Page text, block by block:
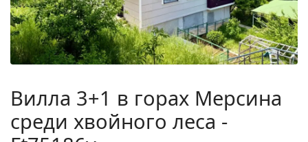
Вилла 3+1 в горах Мерсина
среди хвойного леса -